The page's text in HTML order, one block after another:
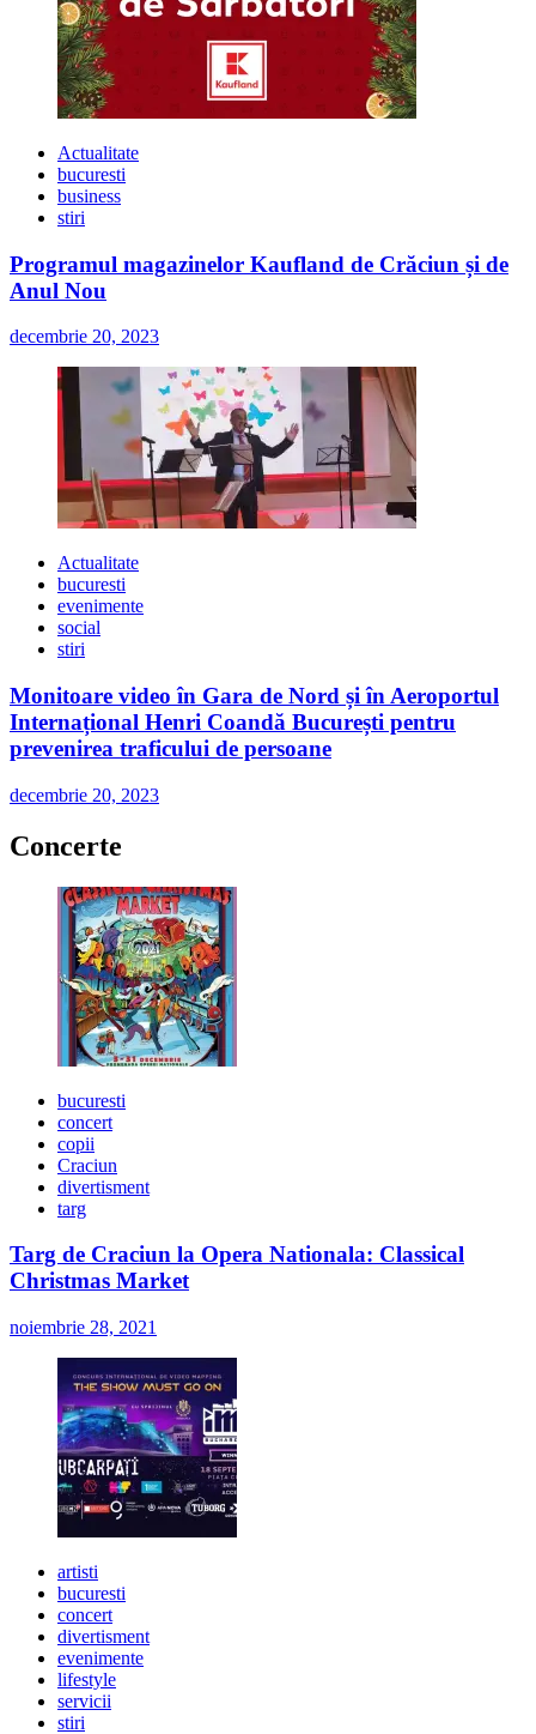
Actualitate
bucuresti
business
stiri
Programul magazinelor Kaufland de Crăciun și de
Anul Nou
decembrie 20, 2023
Actualitate
bucuresti
evenimente
social
stiri
Monitoare video în Gara de Nord și în Aeroportul
Internațional Henri Coandă București pentru
prevenirea traficului de persoane
decembrie 20, 2023
Concerte
bucuresti
concert
copii
Craciun
divertisment
targ
Targ de Craciun la Opera Nationala: Classical
Christmas Market
noiembrie 28, 2021
artisti
bucuresti
concert
divertisment
evenimente
lifestyle
servicii
stiri